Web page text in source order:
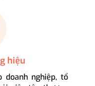
hiệu
nghiệp, tổ